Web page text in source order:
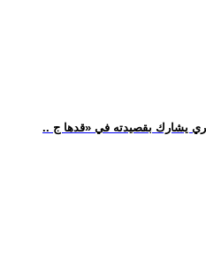
يشارك بقصيدته في «قدها ج